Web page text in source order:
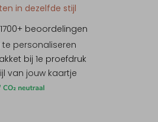
in dezelfde stijl
1700+ beoordelingen
personaliseren
bij 1e proefdruk
van jouw kaartje